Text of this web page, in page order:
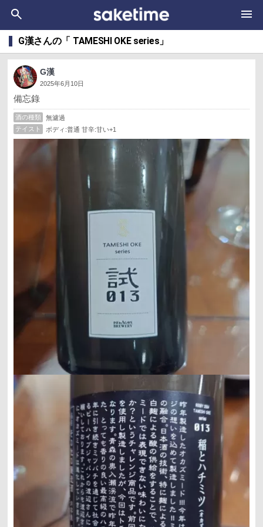
G漢さんの「 TAMESHI OKE series」
G漢
2025年6月10日
備忘錄
酒の種類
無濾過
テイスト
ボディ:普通 甘辛:甘い+1